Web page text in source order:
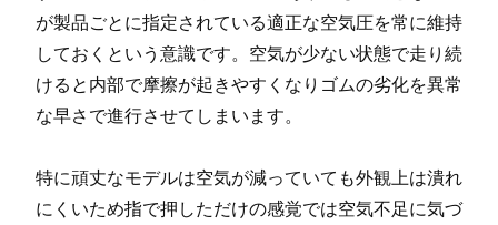
が製品ごとに指定されている適正な空気圧を常に維持
しておくという意識です。空気が少ない状態で走り続
けると内部で摩擦が起きやすくなりゴムの劣化を異常
な早さで進行させてしまいます。
特に頑丈なモデルは空気が減っていても外観上は潰れ
にくいため指で押しただけの感覚では空気不足に気づ